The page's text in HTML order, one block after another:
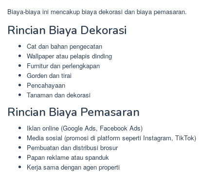
Biaya-biaya ini mencakup biaya dekorasi dan biaya pemasaran.
Rincian Biaya Dekorasi
Cat dan bahan pengecatan
Wallpaper atau pelapis dinding
Furnitur dan perlengkapan
Gorden dan tirai
Pencahayaan
Tanaman dan dekorasi
Rincian Biaya Pemasaran
Iklan online (Google Ads, Facebook Ads)
Media sosial (promosi di platform seperti Instagram, TikTok)
Pembuatan dan distribusi brosur
Papan reklame atau spanduk
Kerja sama dengan agen properti